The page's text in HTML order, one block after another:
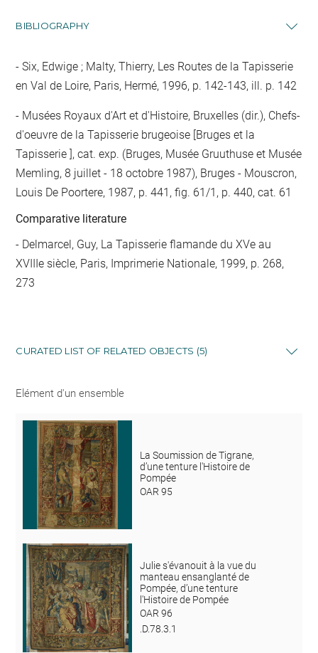
BIBLIOGRAPHY
Six, Edwige ; Malty, Thierry, Les Routes de la Tapisserie
en Val de Loire, Paris, Hermé, 1996, p. 142-143, ill. p. 142
Musées Royaux d'Art et d'Histoire, Bruxelles (dir.), Chefs-
d'oeuvre de la Tapisserie brugeoise [Bruges et la
Tapisserie ], cat. exp. (Bruges, Musée Gruuthuse et Musée
Memling, 8 juillet - 18 octobre 1987), Bruges - Mouscron,
Louis De Poortere, 1987, p. 441, fig. 61/1, p. 440, cat. 61
Comparative literature
- Delmarcel, Guy, La Tapisserie flamande du XVe au
XVIIIe siècle, Paris, Imprimerie Nationale, 1999, p. 268,
273
CURATED LIST OF RELATED OBJECTS (5)
Elément d'un ensemble
La Soumission de Tigrane,
d’une tenture l'Histoire de
Pompée
OAR 95
Julie s'évanouit à la vue du
manteau ensanglanté de
Pompée, d’une tenture
l'Histoire de Pompée
OAR 96
.D.78.3.1